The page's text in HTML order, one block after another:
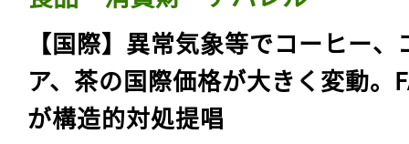
【国際】異常気象等でコーヒー、
ア、茶の国際価格が大きく変動。
が構造的対処提唱